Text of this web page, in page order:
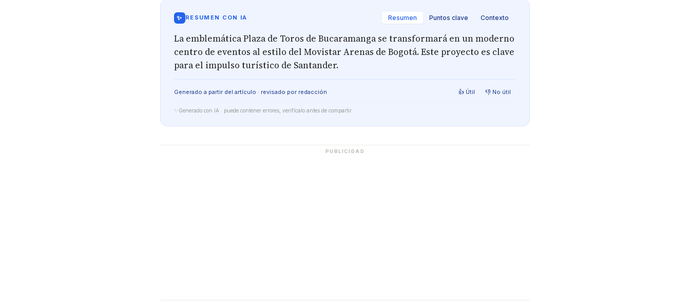
✨ RESUMEN CON IA Resumen Puntos clave Contexto
La emblemática Plaza de Toros de Bucaramanga se transformará en un moderno
centro de eventos al estilo del Movistar Arenas de Bogotá. Este proyecto es clave
para el impulso turístico de Santander.
Generado a partir del artículo · revisado por redacción 👍 Útil 👎 No útil
✨ Generado con IA · puede contener errores, verifícalo antes de compartir.
PUBLICIDAD